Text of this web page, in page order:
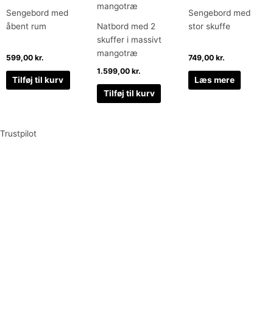
Sengebord med
åbent rum
599,00 kr.
Tilføj til kurv
Natbord med 2
skuffer i massivt
mangotræ
1.599,00kr.
Tilføj til kurv
Sengebord med
stor skuffe
749,00 kr.
Læs mere
Trustpilot